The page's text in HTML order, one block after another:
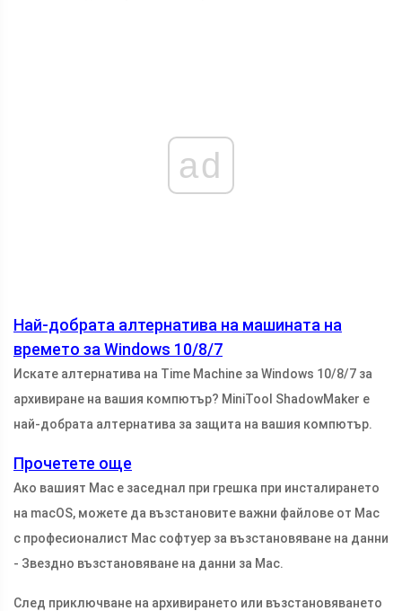
ad
Най-добрата алтернатива на машината на
времето за Windows 10/8/7
Искате алтернатива на Time Machine за Windows 10/8/7 за
архивиране на вашия компютър? MiniTool ShadowMaker е
най-добрата алтернатива за защита на вашия компютър.
Прочетете още
Ако вашият Mac е заседнал при грешка при инсталирането
на macOS, можете да възстановите важни файлове от Mac
с професионалист Mac софтуер за възстановяване на данни
- Звездно възстановяване на данни за Mac.
След приключване на архивирането или възстановяването